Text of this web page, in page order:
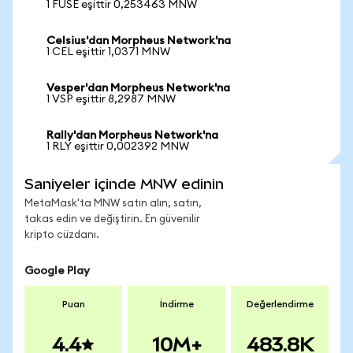
1 FUSE eşittir 0,253463 MNW
Celsius'dan Morpheus Network'na
1 CEL eşittir 1,0371 MNW
Vesper'dan Morpheus Network'na
1 VSP eşittir 8,2987 MNW
Rally'dan Morpheus Network'na
1 RLY eşittir 0,002392 MNW
Saniyeler içinde MNW edinin
MetaMask'ta MNW satın alın, satın,
takas edin ve değiştirin. En güvenilir
kripto cüzdanı.
Google Play
Puan
4.4
İndirme
10M+
Değerlendirme
483.8K